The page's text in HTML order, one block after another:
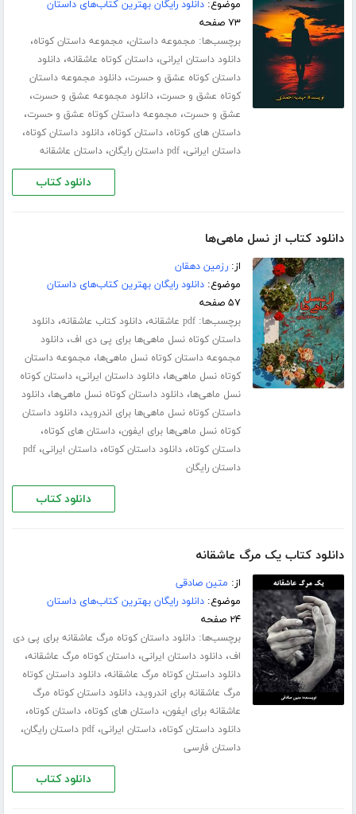
موضوع:دانلود رایگان بهترین کتاب‌های داستان
۷۳ صفحه
برچسب‌ها: مجموعه داستان، مجموعه داستان کوتاه،
دانلود داستان ایرانی،داستان کوتاه عاشقانه،دانلود
داستان کوتاه عشق و حسرت،دانلود مجموعه داستان
کوتاه عشق و حسرت،دانلود مجموعه عشق و حسرت،
عشق و حسرت، مجموعه داستان کوتاه عشق و حسرت،
داستان های کوتاه،داستان کوتاه،دانلود داستان کوتاه،
داستان ایرانی،pdf داستان رایگان ،داستان عاشقانه
دانلود کتاب
دانلود کتاب از نسل ماهی‌ها
از:رزمین دهقان
موضوع:دانلود رایگان بهترین کتاب‌های داستان
۵۷ صفحه
برچسب‌ها:pdf عاشقانه ،دانلود کتاب عاشقانه،دانلود
داستان کوتاه نسل ماهی‌ها برای پی دی اف،دانلود
مجموعه داستان کوتاه نسل ماهی‌ها، مجموعه داستان
کوتاه نسل ماهی‌ها،دانلود داستان ایرانی،داستان کوتاه
نسل ماهی‌ها،دانلود داستان کوتاه نسل ماهی‌ها،دانلود
داستان کوتاه نسل ماهی‌ها برای اندروید،دانلود داستان
کوتاه نسل ماهی‌ها برای ایفون،داستان های کوتاه،
داستان کوتاه،دانلود داستان کوتاه،داستان ایرانی،pdf
داستان رایگان
دانلود کتاب
دانلود کتاب یک مرگ عاشقانه
از: متین صادقی
موضوع:دانلود رایگان بهترین کتاب‌های داستان
۲۴ صفحه
برچسب‌ها:دانلود داستان کوتاه مرگ عاشقانه برای پی دی
اف،دانلود داستان ایرانی،داستان کوتاه مرگ عاشقانه،
دانلود داستان کوتاه مرگ عاشقانه،دانلود داستان کوتاه
مرگ عاشقانه برای اندروید،دانلود داستان کوتاه مرگ
عاشقانه برای ایفون،داستان های کوتاه،داستان کوتاه،
دانلود داستان کوتاه،داستان ایرانی،pdf داستان رایگان ،
داستان فارسی
دانلود کتاب